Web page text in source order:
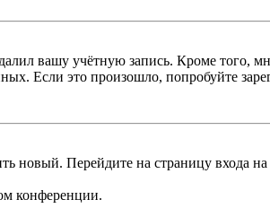
вашу учётную запись. Кроме того,
Если это произошло, попробуйте
новый. Перейдите на страницу входа
конференции.